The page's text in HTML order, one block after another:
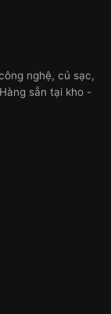
nghệ, củ sạc,
sẵn tại kho -